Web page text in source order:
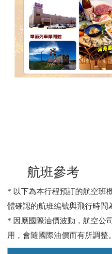
航班參考
* 以下為本行程預訂的航空班
體確認的航班編號與飛行時間
* 因應國際油價波動，航空公
用，會隨國際油價而有所調整。